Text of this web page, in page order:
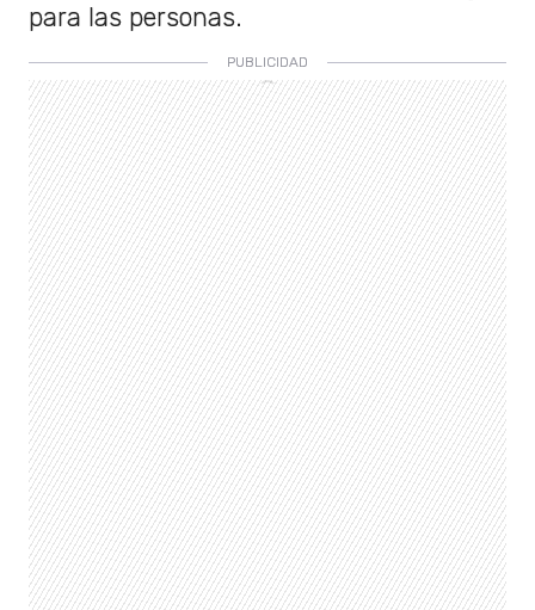
para las personas.